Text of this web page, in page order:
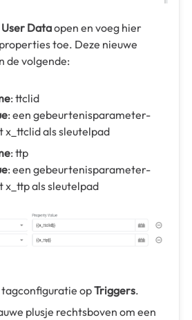
User Dataopen en voeg hier
toe. Deze nieuwe
de volgende:
: ttclid
: een gebeurtenisparameter-
x_ttclid als sleutelpad
: ttp
: een gebeurtenisparameter-
x_ttp als sleutelpad
opTriggers.
plusje rechtsboven om een